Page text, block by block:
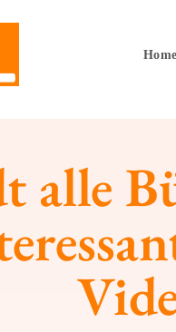
Home
alle